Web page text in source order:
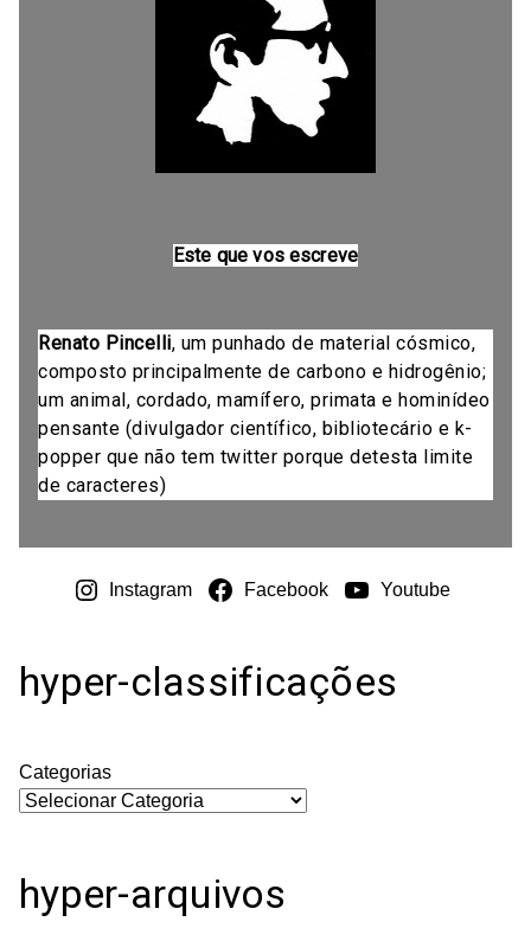
Este que vos escreve
Renato Pincelli, um punhado de material cósmico,
composto principalmente de carbono e hidrogênio;
um animal, cordado, mamífero, primata e hominídeo
pensante (divulgador científico, bibliotecário e k-
popper que não tem twitter porque detesta limite
de caracteres)
Instagram Facebook Youtube
hyper-classificações
Categorias
hyper-arquivos